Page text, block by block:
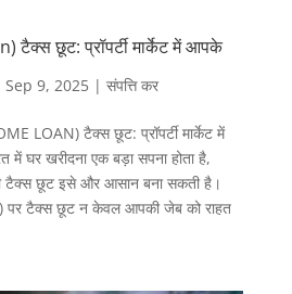
टैक्स छूट: प्रॉपर्टी मार्केट में आपके
Sep 9, 2025| संपत्ति कर
LOAN) टैक्स छूट: प्रॉपर्टी मार्केट में
में घर खरीदना एक बड़ा सपना होता है,
टैक्स छूट इसे और आसान बना सकती है।
पर टैक्स छूट न केवल आपकी जेब को राहत